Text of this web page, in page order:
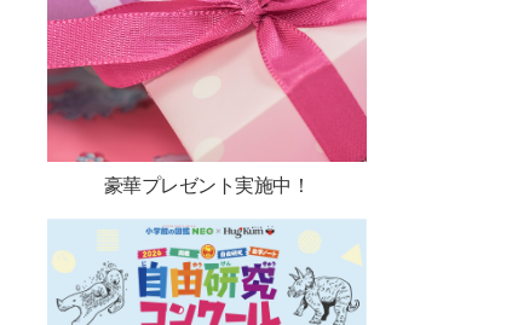
豪華プレゼント実施中！